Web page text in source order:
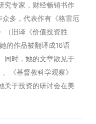
究专家，财经畅销书作
众多，代表作有《格雷厄
（旧译《价值投资胜
的作品被翻译成16语
同时，她的文章散见于
《基督教科学观察》
关于投资的研讨会在美